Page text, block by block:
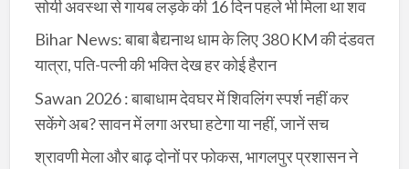
सोयी अवस्था से गायब लड़के की 16 दिन पहले भी मिला था शव
Bihar News: बाबा बैद्यनाथ धाम के लिए 380 KM की दंडवत
यात्रा, पति-पत्नी की भक्ति देख हर कोई हैरान
Sawan 2026 : बाबाधाम देवघर में शिवलिंग स्पर्श नहीं कर
सकेंगे अब? सावन में लगा अरघा हटेगा या नहीं, जानें सच
श्रावणी मेला और बाढ़ दोनों पर फोकस, भागलपुर प्रशासन ने